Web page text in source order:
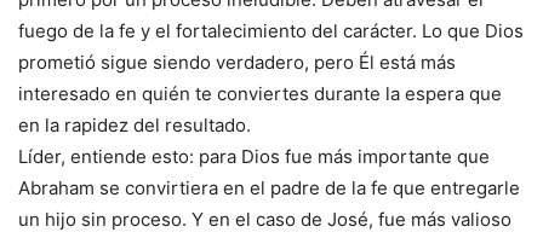
fuego de la fe y el fortalecimiento del carácter. Lo que Dios
prometió sigue siendo verdadero, pero Él está más
interesado en quién te conviertes durante la espera que
en la rapidez del resultado.
Líder, entiende esto: para Dios fue más importante que
Abraham se convirtiera en el padre de la fe que entregarle
un hijo sin proceso. Y en el caso de José, fue más valioso